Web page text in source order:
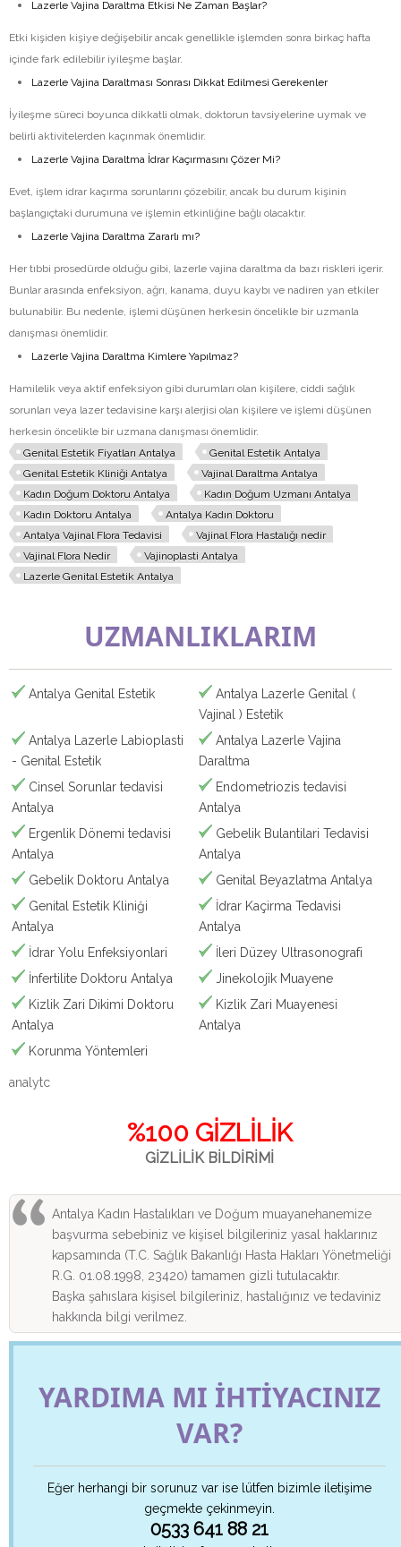
Lazerle Vajina Daraltma Etkisi Ne Zaman Başlar?
Etki kişiden kişiye değişebilir ancak genellikle işlemden sonra birkaç hafta
içinde fark edilebilir iyileşme başlar.
Lazerle Vajina Daraltması Sonrası Dikkat Edilmesi Gerekenler
İyileşme süreci boyunca dikkatli olmak, doktorun tavsiyelerine uymak ve
belirli aktivitelerden kaçınmak önemlidir.
Lazerle Vajina Daraltma İdrar Kaçırmasını Çözer Mi?
Evet, işlem idrar kaçırma sorunlarını çözebilir, ancak bu durum kişinin
başlangıçtaki durumuna ve işlemin etkinliğine bağlı olacaktır.
Lazerle Vajina Daraltma Zararlı mı?
Her tıbbi prosedürde olduğu gibi, lazerle vajina daraltma da bazı riskleri içerir.
Bunlar arasında enfeksiyon, ağrı, kanama, duyu kaybı ve nadiren yan etkiler
bulunabilir. Bu nedenle, işlemi düşünen herkesin öncelikle bir uzmanla
danışması önemlidir.
Lazerle Vajina Daraltma Kimlere Yapılmaz?
Hamilelik veya aktif enfeksiyon gibi durumları olan kişilere, ciddi sağlık
sorunları veya lazer tedavisine karşı alerjisi olan kişilere ve işlemi düşünen
herkesin öncelikle bir uzmana danışması önemlidir.
Genital Estetik Fiyatları Antalya
Genital Estetik Antalya
Genital Estetik Kliniği Antalya
Vajinal Daraltma Antalya
Kadın Doğum Doktoru Antalya
Kadın Doğum Uzmanı Antalya
Kadın Doktoru Antalya
Antalya Kadın Doktoru
Antalya Vajinal Flora Tedavisi
Vajinal Flora Hastalığı nedir
Vajinal Flora Nedir
Vajinoplasti Antalya
Lazerle Genital Estetik Antalya
UZMANLIKLARIM
Antalya Genital Estetik
Antalya Lazerle Genital (
Vajinal ) Estetik
Antalya Lazerle Labioplasti
- Genital Estetik
Antalya Lazerle Vajina
Daraltma
Cinsel Sorunlar tedavisi
Antalya
Endometriozis tedavisi
Antalya
Ergenlik Dönemi tedavisi
Antalya
Gebelik Bulantilari Tedavisi
Antalya
Gebelik Doktoru Antalya
Genital Beyazlatma Antalya
Genital Estetik Kliniği
Antalya
İdrar Kaçirma Tedavisi
Antalya
İdrar Yolu Enfeksiyonlari
İleri Düzey Ultrasonografi
İnfertilite Doktoru Antalya
Jinekolojik Muayene
Kizlik Zari Dikimi Doktoru
Antalya
Kizlik Zari Muayenesi
Antalya
Korunma Yöntemleri
analytc
%100 GİZLİLİK
GİZLİLİK BİLDİRİMİ
Antalya Kadın Hastalıkları ve Doğum muayanehanemize
başvurma sebebiniz ve kişisel bilgileriniz yasal haklarınız
kapsamında (T.C. Sağlık Bakanlığı Hasta Hakları Yönetmeliği
R.G. 01.08.1998, 23420) tamamen gizli tutulacaktır.
Başka şahıslara kişisel bilgileriniz, hastalığınız ve tedaviniz
hakkında bilgi verilmez.
YARDIMA MI İHTİYACINIZ
VAR?
Eğer herhangi bir sorunuz var ise lütfen bizimle iletişime
geçmekte çekinmeyin.
0533 641 88 21